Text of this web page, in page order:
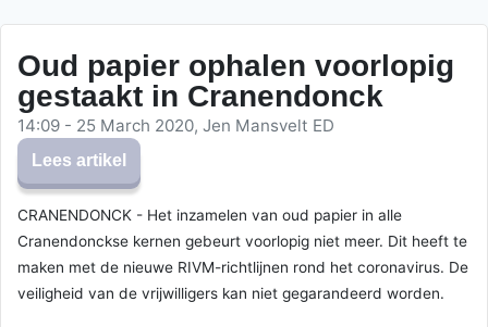
Oud papier ophalen voorlopig
gestaakt in Cranendonck
14:09 - 25 March 2020, Jen Mansvelt ED
Lees artikel
CRANENDONCK - Het inzamelen van oud papier in alle
Cranendonckse kernen gebeurt voorlopig niet meer. Dit heeft te
maken met de nieuwe RIVM-richtlijnen rond het coronavirus. De
veiligheid van de vrijwilligers kan niet gegarandeerd worden.